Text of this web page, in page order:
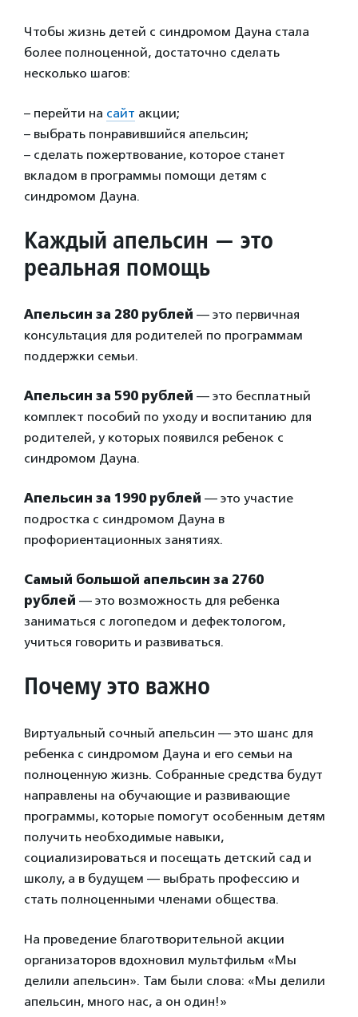
Чтобы жизнь детей с синдромом Дауна стала
более полноценной, достаточно сделать
несколько шагов:
– перейти на сайт акции;
– выбрать понравившийся апельсин;
– сделать пожертвование, которое станет
вкладом в программы помощи детям с
синдромом Дауна.
Каждый апельсин — это
реальная помощь
Апельсин за 280 рублей — это первичная
консультация для родителей по программам
поддержки семьи.
Апельсин за 590 рублей — это бесплатный
комплект пособий по уходу и воспитанию для
родителей, у которых появился ребенок с
синдромом Дауна.
Апельсин за 1990 рублей — это участие
подростка с синдромом Дауна в
профориентационных занятиях.
Самый большой апельсин за 2760
рублей — это возможность для ребенка
заниматься с логопедом и дефектологом,
учиться говорить и развиваться.
Почему это важно
Виртуальный сочный апельсин — это шанс для
ребенка с синдромом Дауна и его семьи на
полноценную жизнь. Собранные средства будут
направлены на обучающие и развивающие
программы, которые помогут особенным детям
получить необходимые навыки,
социализироваться и посещать детский сад и
школу, а в будущем — выбрать профессию и
стать полноценными членами общества.
На проведение благотворительной акции
организаторов вдохновил мультфильм «Мы
делили апельсин». Там были слова: «Мы делили
апельсин, много нас, а он один!»